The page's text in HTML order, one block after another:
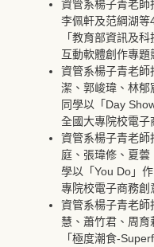
資管系楊子青老師
李佩軒及范綱湖等
「教育部資訊及
互動軟體創作專題
資管系楊子青老師
潔、郭峻瑋、林郁
同學以「Day
全國大專院校電子
資管系楊子青老師
庭、張瑋修、夏
學以「You Do」
專院校電子商務創
資管系楊子青老師
慧、蕭竹君、周育
「極度潮食-